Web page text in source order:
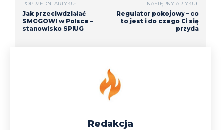
POPRZEDNI ARTYKUŁ
Jak przeciwdziałać
SMOGOWI w Polsce –
stanowisko SPIUG
NASTĘPNY ARTYKUŁ
Regulator pokojowy – co
to jest i do czego Ci się
przyda
Redakcja